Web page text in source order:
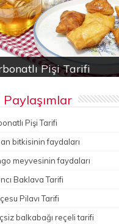
Pişi Tarifi
bitkisinin faydaları
Baklava Tarifi
Pilavı Tarifi
kereviz yemeği
Paylaşımlar
Pişi Tarifi
bitkisinin faydaları
meyvesinin faydaları
Baklava Tarifi
Pilavı Tarifi
balkabağı reçeli tarifi